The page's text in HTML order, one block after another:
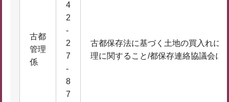
古都
管理
係
4
2
-
2
7
-
8
7
古都保存法に基づく土地の買入れに
理に関すること/都保存連絡協議会に